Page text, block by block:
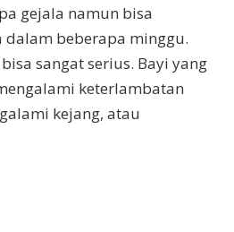
gejala namun bisa
dalam beberapa minggu.
sangat serius. Bayi yang
keterlambatan
kejang, atau